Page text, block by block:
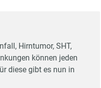
Hirntumor, SHT,
können jeden
diese gibt es nun in